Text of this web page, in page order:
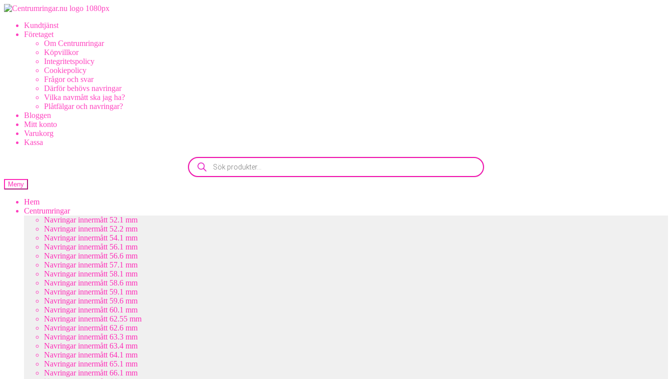
Hoppa
navigering
Hoppa
innehållKundtjänst
Företaget
Om Centrumringar
Köpvillkor
Integritetspolicy
Cookiepolicy
Frågor och svar
Därför behövs navringar
Vilka navmått ska jag ha?
Plåtfälgar och navringar?
Bloggen
Mitt konto
Varukorg
Kassa
Products
search
Meny
Hem
Centrumringar
Navringar innermått 52.1 mm
Navringar innermått 52.2 mm
Navringar innermått 54.1 mm
Navringar innermått 56.1 mm
Navringar innermått 56.6 mm
Navringar innermått 57.1 mm
Navringar innermått 58.1 mm
Navringar innermått 58.6 mm
Navringar innermått 59.1 mm
Navringar innermått 59.6 mm
Navringar innermått 60.1 mm
Navringar innermått 62.55 mm
Navringar innermått 62.6 mm
Navringar innermått 63.3 mm
Navringar innermått 63.4 mm
Navringar innermått 64.1 mm
Navringar innermått 65.1 mm
Navringar innermått 66.1 mm